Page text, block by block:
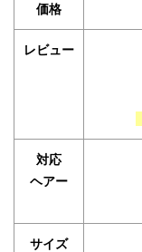
価格
レビュー
対応
ヘアー
サイズ